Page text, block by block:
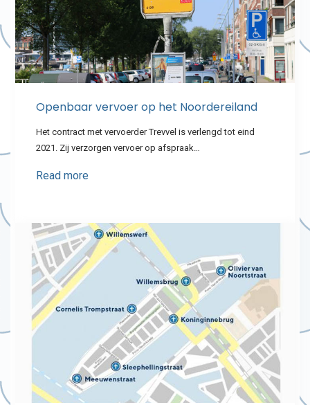
Openbaar vervoer op het Noordereiland
Het contract met vervoerder Trevvel is verlengd tot eind
2021. Zij verzorgen vervoer op afspraak…
Read more